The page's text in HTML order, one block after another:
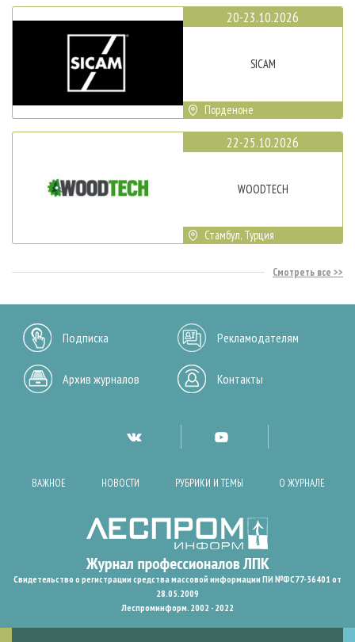
20-23.10.2026
SICAM
Порденоне
22-25.10.2026
WOODTECH
Стамбул, Турция
Смотреть все
Подписка Рекламодателям
Архив журналов Контакты
ВАЖНОЕ НОВОСТИ РУБРИКИ И ТЕМЫ О ЖУРНАЛЕ
Свидетельство о регистрации средства массовой информации ПИ №ФС77-36401 от
28.05.2009
Леспроминформ. 2002 - 2022